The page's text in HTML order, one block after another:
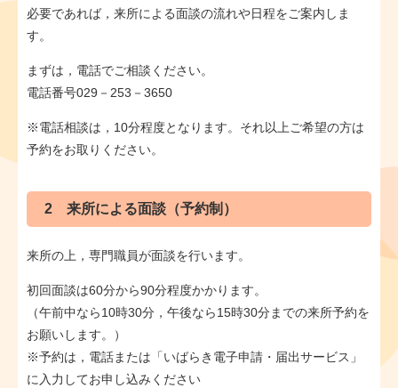
必要であれば，来所による面談の流れや日程をご案内しま
す。
まずは，電話でご相談ください。
電話番号029－253－3650
※電話相談は，10分程度となります。それ以上ご希望の方は
予約をお取りください。
2 来所による面談（予約制）
来所の上，専門職員が面談を行います。
初回面談は60分から90分程度かかります。
（午前中なら10時30分，午後なら15時30分までの来所予約を
お願いします。）
※予約は，電話または「いばらき電子申請・届出サービス」
に入力してお申し込みください